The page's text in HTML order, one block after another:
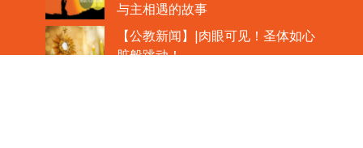
与主相遇的故事
【公教新闻】|肉眼可见！圣体如心
脏般跳动！